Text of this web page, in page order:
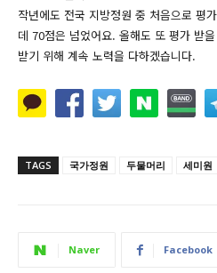
작년에도 전국 지방정원 중 처음으로 평
데 70점은 넘었어요. 올해도 또 평가 받
받기 위해 계속 노력을 다하겠습니다.
TAGS 국가정원 두물머리 세미원
Naver Facebook